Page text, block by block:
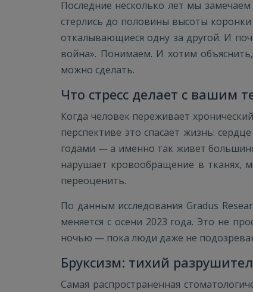
Последние несколько лет мы
стерлись до половины высоты
откалывающиеся одну за другой. И
война». Понимаем. И хотим
можно сделать.
Что стресс делает с вашим
Когда человек переживает
перспективе это спасает жизнь:
годами — а именно так живет
нарушает кровообращение в тканях,
переоценить.
По данным исследования Gradus
меняется с осени 2023 года. Это не
ночью — пока люди даже не
Бруксизм: тихий
Самая распространенная